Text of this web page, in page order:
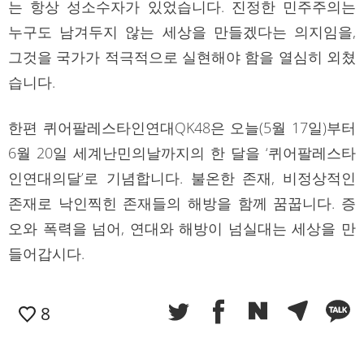
는 항상 성소수자가 있었습니다. 진정한 민주주의는
누구도 남겨두지 않는 세상을 만들겠다는 의지임을,
그것을 국가가 적극적으로 실현해야 함을 열심히 외쳤
습니다.
한편 퀴어팔레스타인연대QK48은 오늘(5월 17일)부터
6월 20일 세계난민의날까지의 한 달을 ‘퀴어팔레스타
인연대의달’로 기념합니다. 불온한 존재, 비정상적인
존재로 낙인찍힌 존재들의 해방을 함께 꿈꿉니다. 증
오와 폭력을 넘어, 연대와 해방이 넘실대는 세상을 만
들어갑시다.
8